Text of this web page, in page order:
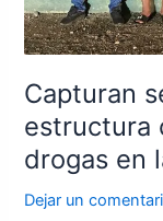
Capturan
estructura
drogas en
Dejar un
drogas
en
operación
“Patriarca”